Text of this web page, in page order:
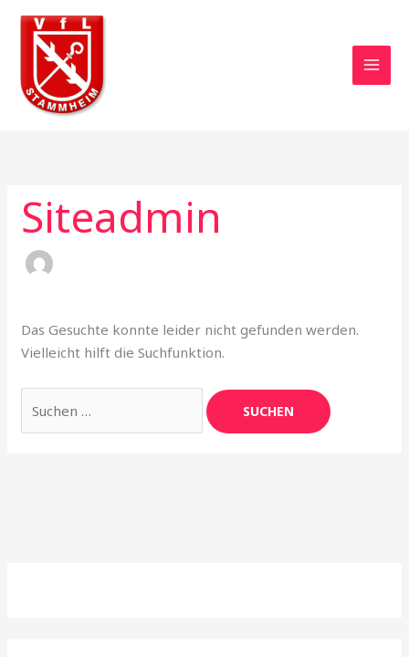
Inhalt
springen
Siteadmin
Das Gesuchte konnte leider nicht gefunden werden.
Vielleicht hilft die Suchfunktion.
nach: